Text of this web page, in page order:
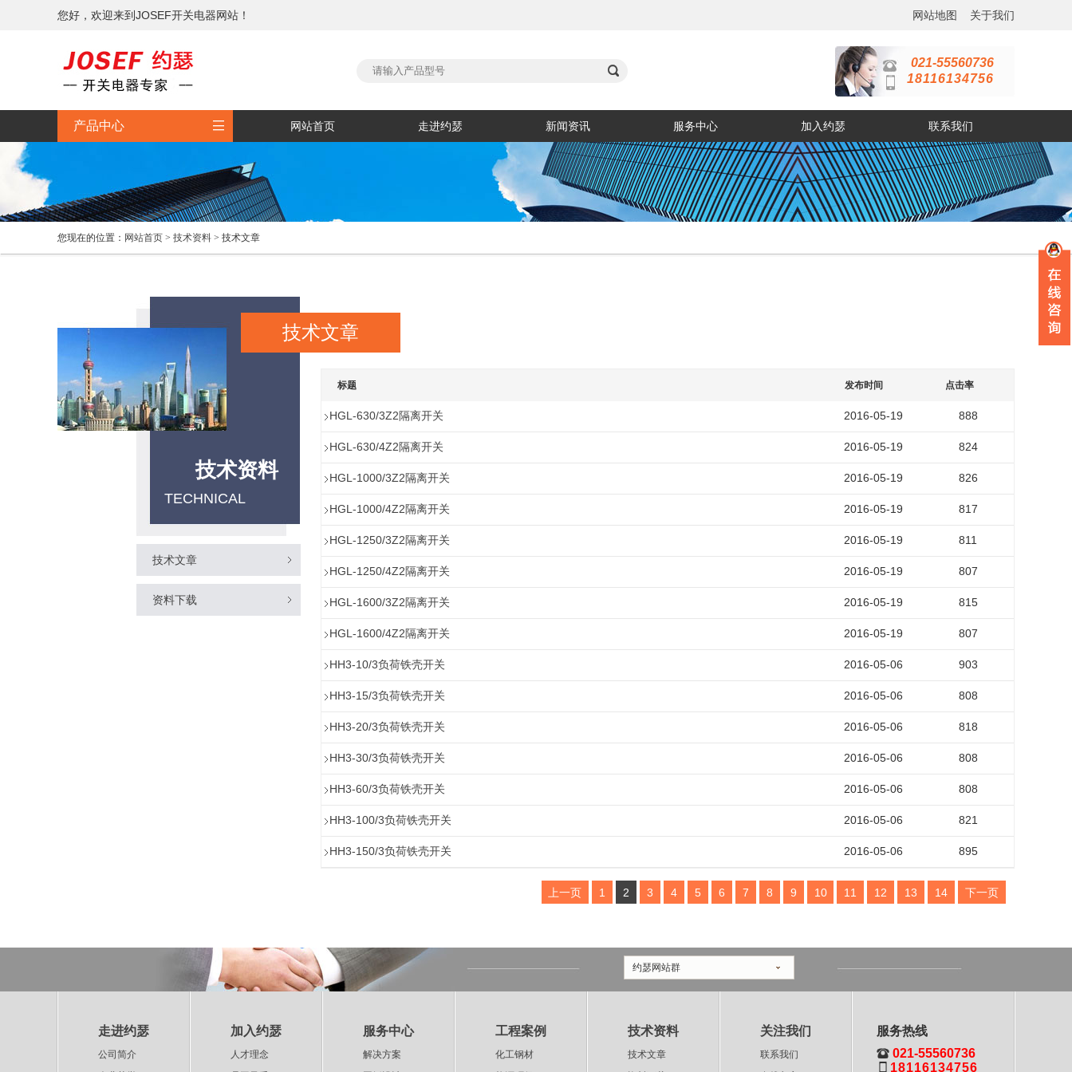
您好，欢迎来到JOSEF开关电器网站！ 网站地图 关于我们

021-55560736
18116134756
产品中心  网站首页 走进约瑟 新闻资讯 服务中心 加入约瑟 联系我们
您现在的位置： 网站首页 > 技术资料 > 技术文章
技术资料
TECHNICAL
技术文章
资料下载
技术文章
标题 发布时间 点击率
888
2016-05-19
HGL-630/3Z2隔离开关
824
2016-05-19
HGL-630/4Z2隔离开关
826
2016-05-19
HGL-1000/3Z2隔离开关
817
2016-05-19
HGL-1000/4Z2隔离开关
811
2016-05-19
HGL-1250/3Z2隔离开关
807
2016-05-19
HGL-1250/4Z2隔离开关
815
2016-05-19
HGL-1600/3Z2隔离开关
807
2016-05-19
HGL-1600/4Z2隔离开关
903
2016-05-06
HH3-10/3负荷铁壳开关
808
2016-05-06
HH3-15/3负荷铁壳开关
818
2016-05-06
HH3-20/3负荷铁壳开关
808
2016-05-06
HH3-30/3负荷铁壳开关
808
2016-05-06
HH3-60/3负荷铁壳开关
821
2016-05-06
HH3-100/3负荷铁壳开关
895
2016-05-06
HH3-150/3负荷铁壳开关
上一页 1 2 3 4 5 6 7 8 9 10 11 12 13 14 下一页
约瑟网站群
走进约瑟
公司简介
加入约瑟
人才理念
服务中心
解决方案
工程案例
化工钢材
技术资料
技术文章
关注我们
联系我们
服务热线
 021-55560736
 18116134756